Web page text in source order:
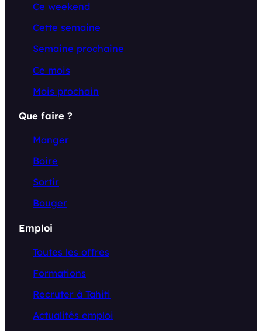
Ce weekend
Cette semaine
Semaine prochaine
Ce mois
Mois prochain
Que faire ?
Manger
Boire
Sortir
Bouger
Emploi
Toutes les offres
Formations
Recruter à Tahiti
Actualités emploi